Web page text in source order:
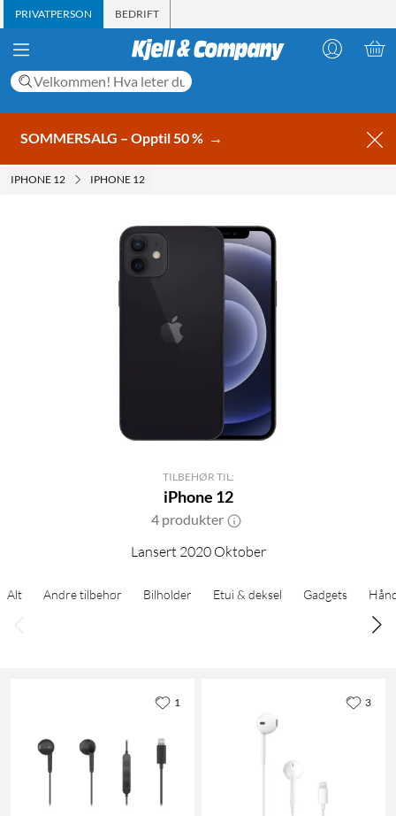
PRIVATPERSON BEDRIFT
SOMMERSALG – Opptil 50 % →
IPHONE 12 IPHONE 12
TILBEHØR TIL:
iPhone 12
4 produkter
Lansert 2020 Oktober
Alt Andre tilbehør Bilholder Etui & deksel Gadgets
1 3